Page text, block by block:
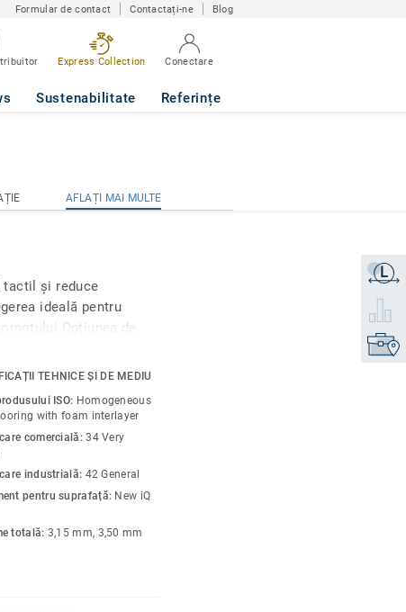
Formular de contact Contactați-ne Blog
Express Collection Conectare
Sustenabilitate Referințe
AFLAȚI MAI MULTE
L
Găsiți
tactil și reduce
ideală pentru
de
toate cele 55 de
directionale cu
trafic intens în
este extrem de
oferind aceeași
compactă.
TEHNICE ȘI DE MEDIU
ISO: Homogeneous
with foam interlayer
comercială:34 Very
industrială: 42 General
pentru suprafață: New iQ
totală: 3,15 mm, 3,50 mm